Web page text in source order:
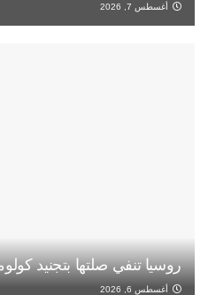
أغسطس 7, 2026
روسيا تنفي صلتها بتجنيد
أغسطس 6, 2026